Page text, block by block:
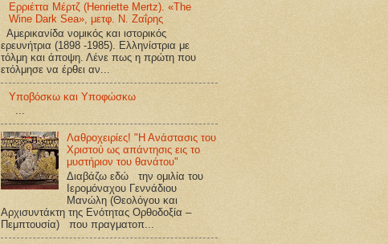
Ερριέττα Μέρτζ (Henriette Mertz). «The
Wine Dark Sea», μετφ. Ν. Ζαΐρης
Αμερικανίδα νομικός και ιστορικός
ερευνήτρια (1898 -1985). Ελληνίστρια με
τόλμη και άποψη. Λένε πως η πρώτη που
ετόλμησε να έρθει αν...
Υποβόσκω και Υποφώσκω
...
Λαθροχειρίες! "Η Ανάστασις του
Χριστού ως απάντησις εις το
μυστήριον του θανάτου"
Διαβάζω εδώ την ομιλία του
Ιερομόναχου Γεννάδιου
Μανώλη (Θεολόγου και
Αρχισυντάκτη της Ενότητας Ορθοδοξία –
Πεμπτουσία) που πραγματοπ...